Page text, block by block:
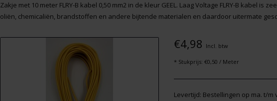
Zakje met 10 meter FLRY-B kabel 0,50 mm2 in de kleur GEEL. Laag Voltage FLRY-B kabel is
oliën, chemicaliën, brandstoffen en andere bijtende materialen en daardoor uitermate
€4,98 Incl. btw
* Stukprijs: €0,50 / Meter
Levertijd: Bestellingen op ma. t/